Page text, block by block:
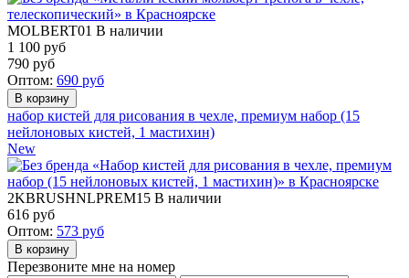
MOLBERT01 В наличии
1 100 руб
790 руб
Оптом: 690 руб
набор кистей для рисования в чехле, премиум набор (15
нейлоновых кистей, 1 мастихин)
New
2KBRUSHNLPREM15 В наличии
616 руб
Оптом: 573 руб
Перезвоните мне на номер